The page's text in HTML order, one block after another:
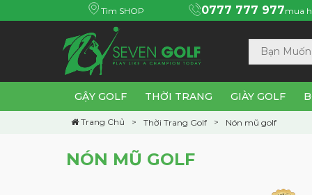
Tìm SHOP 0777 777 977mua
GẬY GOLF THỜI TRANG GIÀY GOLF
Trang Chủ Thời Trang Golf Nón mũ golf
NÓN MŨ GOLF